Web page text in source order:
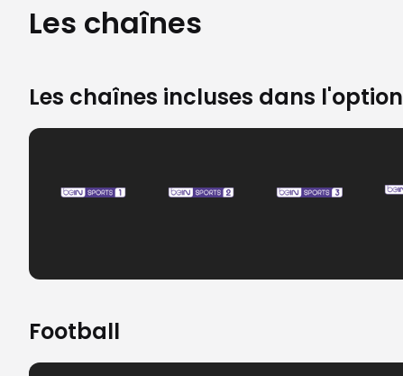
Les chaînes
Les chaînes incluses dans l'option
Football